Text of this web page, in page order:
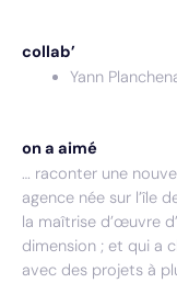
collab’
Yann
on a aimé
… raconter une
agence née sur l’île
la maîtrise d’œuvre
dimension ; et qui a
avec des projets à